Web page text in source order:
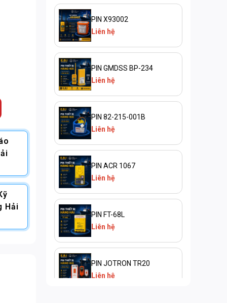
Hải
PIN X93002
Liên hệ
PIN GMDSS BP-234
Liên hệ
PIN 82-215-001B
Liên hệ
PIN ACR 1067
Liên hệ
PIN FT-68L
Liên hệ
PIN JOTRON TR20
Liên hệ